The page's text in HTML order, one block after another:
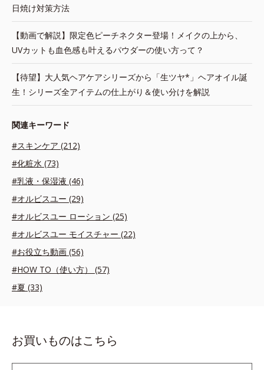
日焼け対策方法
【動画で解説】限定色ピーチネクター登場！メイクの上から、
UVカットも血色感も叶えるパウダーの使い方って？
【待望】大人気ヘアケアシリーズから「生ツヤ*」ヘアオイル誕
生！シリーズ全アイテムの仕上がり＆使い分けを解説
関連キーワード
#スキンケア (212)
#化粧水 (73)
#乳液・保湿液 (46)
#オルビスユー (29)
#オルビスユー ローション (25)
#オルビスユー モイスチャー (22)
#お役立ち動画 (56)
#HOW TO（使い方） (57)
#夏 (33)
お買いものはこちら